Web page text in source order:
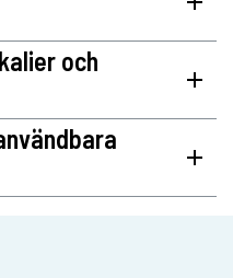
och